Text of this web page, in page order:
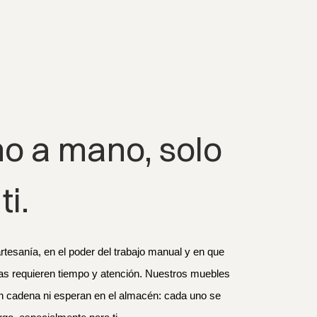
a mano, solo
en el poder del trabajo manual y en que
requieren tiempo y atención. Nuestros muebles
cadena ni esperan en el almacén: cada uno se